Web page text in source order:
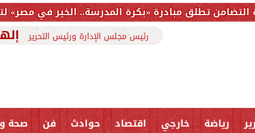
«بكرة المدرسة.. الخير في مصر» لتوفير المستلزمات
رئيس مجلس الإدارة ورئيس التحرير
رياضة خارجي اقتصاد حوادث فن صحة